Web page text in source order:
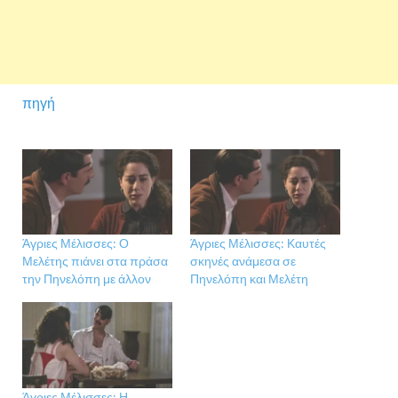
πηγή
Άγριες Μέλισσες: Ο
Μελέτης πιάνει στα πράσα
την Πηνελόπη με άλλον
Άγριες Μέλισσες: Καυτές
σκηνές ανάμεσα σε
Πηνελόπη και Μελέτη